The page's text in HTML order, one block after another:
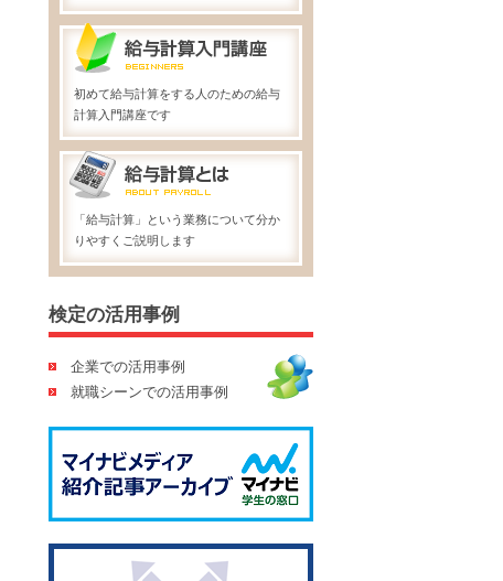
初めて給与計算をする人のための給与
計算入門講座です
「給与計算」という業務について分か
りやすくご説明します
検定の活用事例
企業での活用事例
就職シーンでの活用事例